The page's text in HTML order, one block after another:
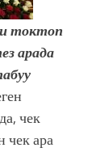
токтоп
арада
чек
чек ара